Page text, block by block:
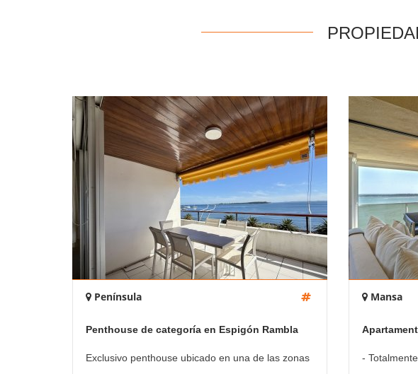
Península
Penthouse de categoría en Espigón Rambla
General Artigas
Exclusivo penthouse ubicado en una de las zonas
Mansa
-